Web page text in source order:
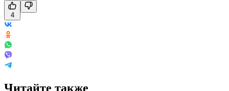
4
Читайте также